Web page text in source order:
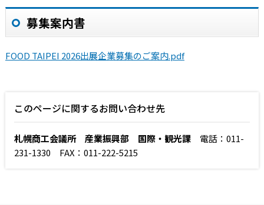
募集案内書
FOOD TAIPEI 2026出展企業募集のご案内.pdf
このページに関するお問い合わせ先
札幌商工会議所 産業振興部 国際・観光課電話：011-
231-1330 FAX：011-222-5215